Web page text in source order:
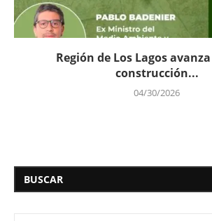
Región de Los Lagos
construcción...
04/30/2026
BUSCAR